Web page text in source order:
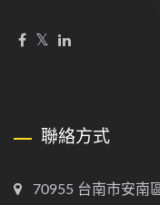
聯絡方式
70955 台南市安南